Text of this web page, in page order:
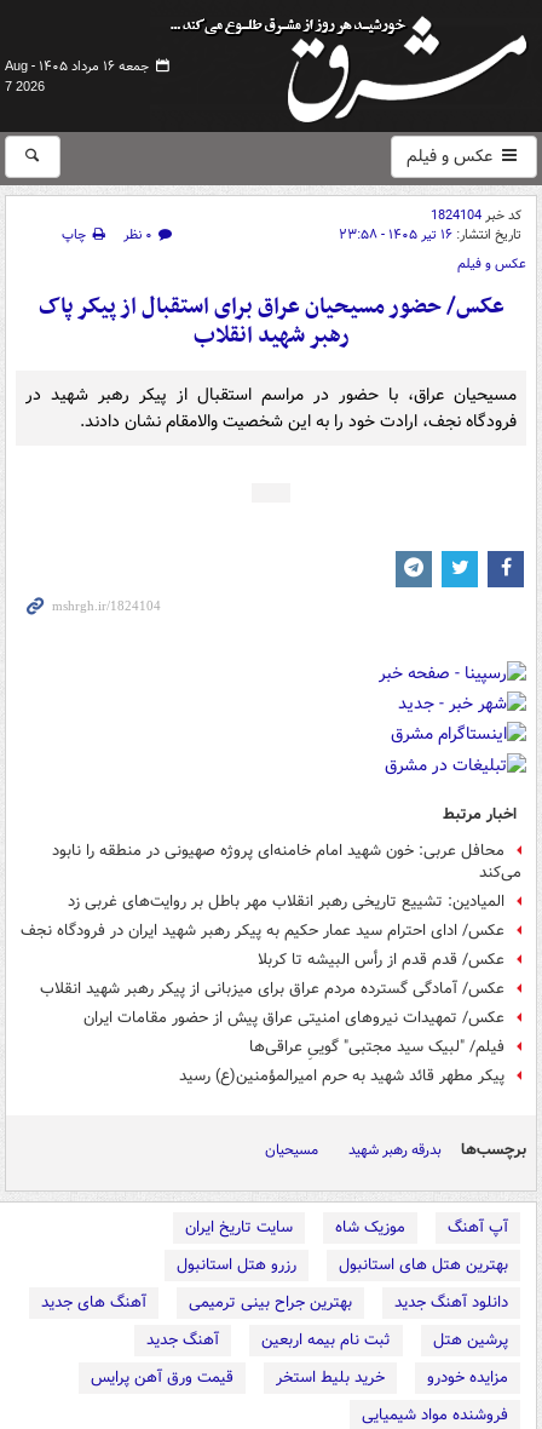
جمعه ۱۶ مرداد ۱۴۰۵ -
Aug
7 2026
عکس و فیلم
کد خبر1824104
تاریخ انتشار: ۱۶ تیر ۱۴۰۵ - ۲۳:۵۸ ۰ نظر
چاپ
عکس و فیلم
عکس/ حضور مسیحیان عراق برای استقبال از پیکر پاک
رهبر شهید انقلاب
مسیحیان عراق، با حضور در مراسم استقبال از پیکر رهبر شهید در
فرودگاه نجف، ارادت خود را به این شخصیت والامقام نشان دادند.
اخبار مرتبط
محافل عربی: خون شهید امام خامنه‌ای پروژه صهیونی در منطقه را نابود
می‌کند
المیادین: تشییع تاریخی رهبر انقلاب مهر باطل بر روایت‌های غربی زد
عکس/ ادای احترام سید عمار حکیم به پیکر رهبر شهید ایران در فرودگاه نجف
عکس/ قدم قدم از رأس البیشه تا کربلا
عکس/ آمادگی گسترده مردم عراق برای میزبانی از پیکر رهبر شهید انقلاب
عکس/ تمهیدات نیروهای امنیتی عراق پیش از حضور مقامات ایران
فیلم/ "لبیک سید مجتبی‌" گوییِ عراقی‌ها
پیکر مطهر قائد شهید به حرم امیرالمؤمنین(ع) رسید
برچسب‌ها بدرقه رهبر شهید مسیحیان
آپ آهنگ موزیک شاه
سایت تاریخ ایران
بهترین هتل های استانبول
رزرو هتل استانبول
دانلود آهنگ جدید
بهترین جراح بینی ترمیمی
آهنگ های جدید
پرشین هتل
ثبت نام بیمه اربعین
آهنگ جدید
مزایده خودرو
خرید بلیط استخر
قیمت ورق آهن پرایس
فروشنده مواد شیمیایی